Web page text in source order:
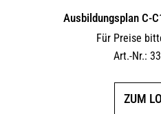
Ausbildungsplan C-
Für Preise
Art.-Nr.:
ZUM